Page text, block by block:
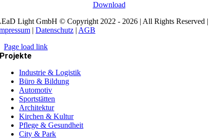
Download
Light GmbH © Copyright 2022 - 2026 | All Rights Reserved |
| Datenschutz | AGB
Page load link
Projekte
Industrie & Logistik
Büro & Bildung
Automotiv
Sportstätten
Architektur
Kirchen & Kultur
Pflege & Gesundheit
City & Park